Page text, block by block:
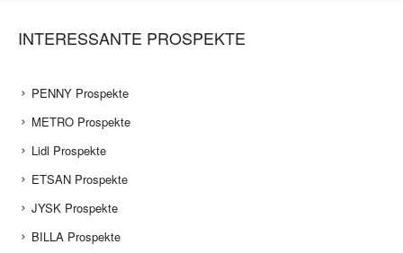
INTERESSANTE PROSPEKTE
PENNY Prospekte
METRO Prospekte
Lidl Prospekte
ETSAN Prospekte
JYSK Prospekte
BILLA Prospekte